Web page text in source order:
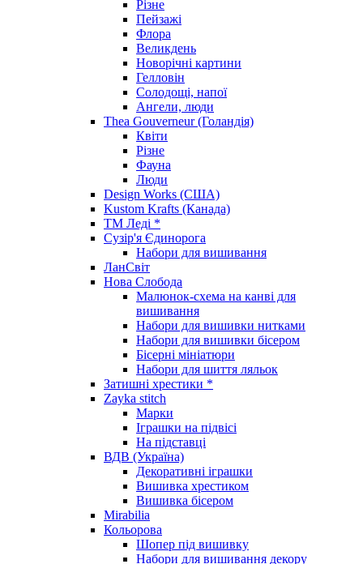
Різне
Пейзажі
Флора
Великдень
Новорічні картини
Гелловін
Солодощі, напої
Ангели, люди
Thea Gouverneur (Голандія)
Квіти
Різне
Фауна
Люди
Design Works (США)
Kustom Krafts (Канада)
ТМ Леді *
Сузір'я Єдинорога
Набори для вишивання
ЛанСвіт
Нова Слобода
Малюнок-схема на канві для
вишивання
Набори для вишивки нитками
Набори для вишивки бісером
Бісерні мініатюри
Набори для шиття ляльок
Затишні хрестики *
Zayka stitch
Марки
Іграшки на підвісі
На підставці
ВДВ (Україна)
Декоративні іграшки
Вишивка хрестиком
Вишивка бісером
Mirabilia
Кольорова
Шопер під вишивку
Набори для вишивання декору